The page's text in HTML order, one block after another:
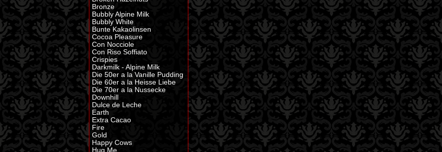
Bronze
Bubbly Alpine Milk
Bubbly White
Bunte Kakaolinsen
Cocoa Pleasure
Con Nocciole
Con Riso Soffiato
Crispies
Darkmilk - Alpine Milk
Die 50er a la Vanille Pudding
Die 60er a la Heisse Liebe
Die 70er a la Nussecke
Downhill
Dulce de Leche
Earth
Extra Cacao
Fire
Gold
Happy Cows
Hug Me